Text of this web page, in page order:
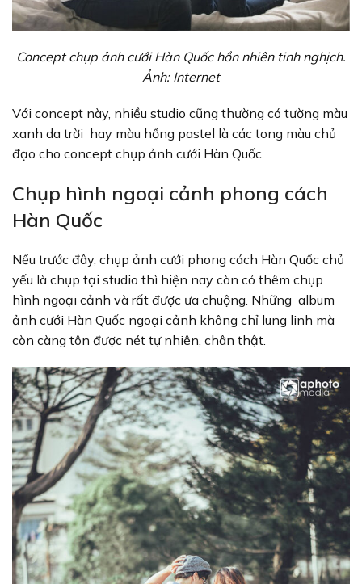
Concept chụp ảnh cưới Hàn Quốc hồn nhiên tinh nghịch.
Ảnh: Internet
Với concept này, nhiều studio cũng thường có tường màu
xanh da trời hay màu hồng pastel là các tong màu chủ
đạo cho concept chụp ảnh cưới Hàn Quốc.
Chụp hình ngoại cảnh phong cách
Hàn Quốc
Nếu trước đây, chụp ảnh cưới phong cách Hàn Quốc chủ
yếu là chụp tại studio thì hiện nay còn có thêm chụp
hình ngoại cảnh và rất được ưa chuộng. Những album
ảnh cưới Hàn Quốc ngoại cảnh không chỉ lung linh mà
còn càng tôn được nét tự nhiên, chân thật.